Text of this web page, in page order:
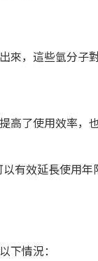
來，這些氫分子
了使用效率，
有效延長使用
下情況：